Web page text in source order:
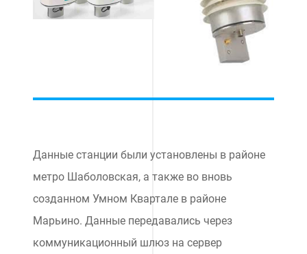
Данные станции были установлены в районе
метро Шаболовская, а также во вновь
созданном Умном Квартале в районе
Марьино. Данные передавались через
коммуникационный шлюз на сервер